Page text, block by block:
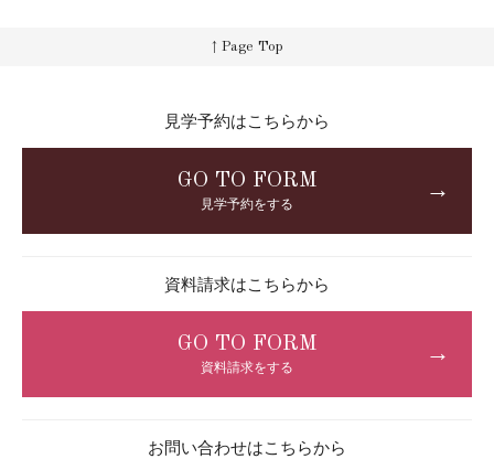
↑ Page Top
見学予約はこちらから
GO TO FORM
見学予約をする
→
資料請求はこちらから
GO TO FORM
資料請求をする
→
お問い合わせはこちらから